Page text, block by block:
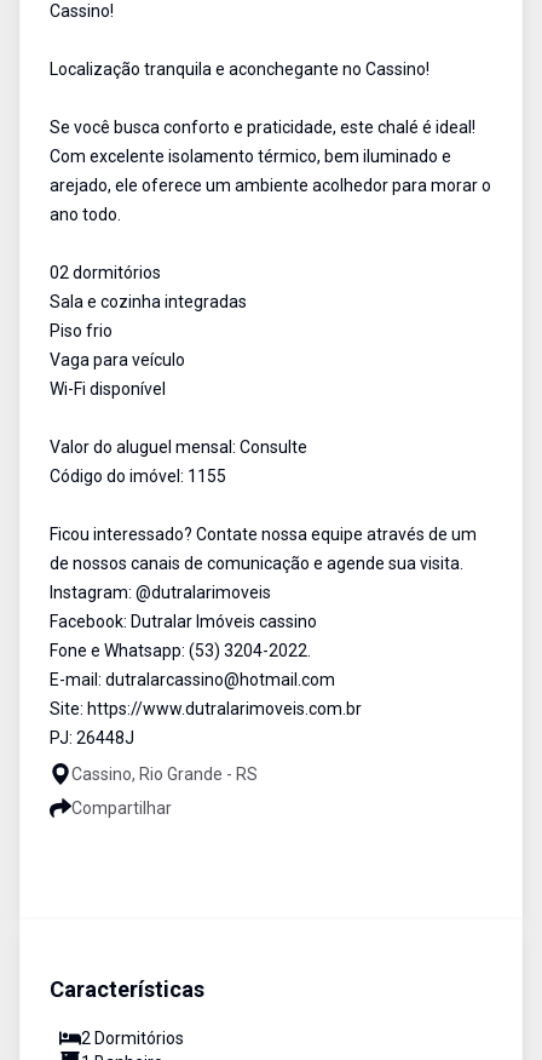
Cassino!
Localização tranquila e aconchegante no Cassino!
Se você busca conforto e praticidade, este chalé é ideal!
Com excelente isolamento térmico, bem iluminado e
arejado, ele oferece um ambiente acolhedor para morar o
ano todo.
02 dormitórios
Sala e cozinha integradas
Piso frio
Vaga para veículo
Wi-Fi disponível
Valor do aluguel mensal: Consulte
Código do imóvel: 1155
Ficou interessado? Contate nossa equipe através de um
de nossos canais de comunicação e agende sua visita.
Instagram: @dutralarimoveis
Facebook: Dutralar Imóveis cassino
Fone e Whatsapp: (53) 3204-2022.
E-mail: dutralarcassino@hotmail.com
Site: https://www.dutralarimoveis.com.br
PJ: 26448J
Cassino, Rio Grande - RS
Compartilhar
Características
2 Dormitórios